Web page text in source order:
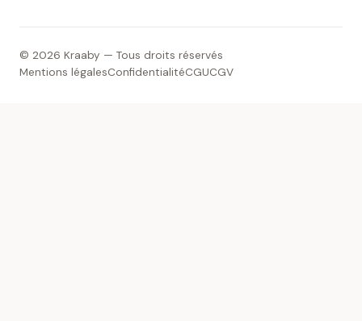
© 2026 Kraaby — Tous droits réservés
Mentions légalesConfidentialitéCGUCGV